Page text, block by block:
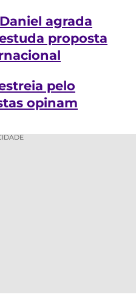
agrada
proposta
pelo
opinam